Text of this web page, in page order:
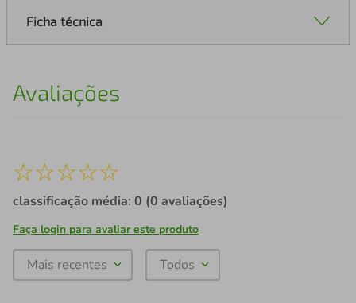
Ficha técnica
Avaliações
☆☆☆☆☆
classificação média: 0 (0 avaliações)
Faça login para avaliar este produto
Mais recentes Todos